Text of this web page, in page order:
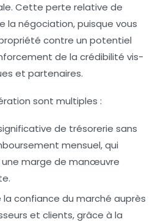
Cette perte relative de
négociation, puisque vous
contre un potentiel
de la crédibilité vis-
et partenaires.
sont multiples :
de trésorerie sans
mensuel, qui
une marge de manœuvre
confiance du marché auprès
et clients, grâce à la